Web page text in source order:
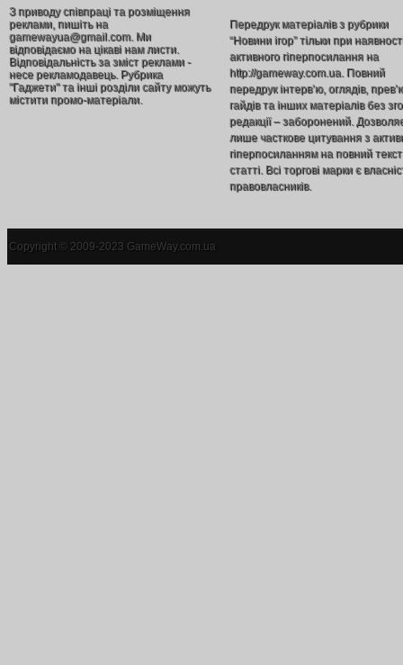
З приводу співпраці та розміщення
реклами, пишіть на
gamewayua@gmail.com. Ми
відповідаємо на цікаві нам листи.
Відповідальність за зміст реклами -
несе рекламодавець. Рубрика
"Гаджети" та інші розділи сайту можуть
містити промо-матеріали.
Передрук матеріалів з рубрики
“Новини ігор” тільки при
активного гіперпосилання на
http://gameway.com.ua. Повний
передрук інтерв’ю, оглядів,
гайдів та інших матеріалів без
редакції – заборонений.
лише часткове цитування з
гіперпосиланням на повний текст
статті. Всі торгові марки є
правовласників.
Copyright © 2009-2023 GameWay.com.ua